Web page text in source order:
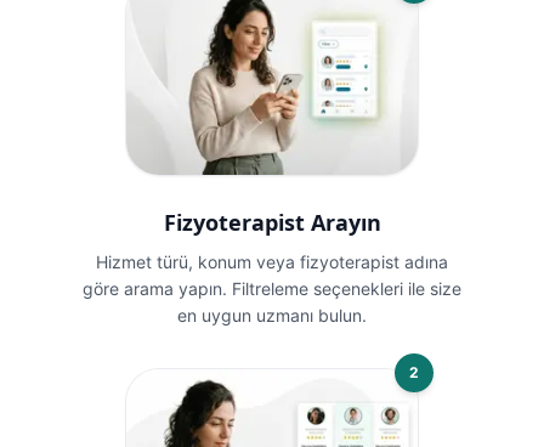
Fizyoterapist Arayın
Hizmet türü, konum veya fizyoterapist adına
göre arama yapın. Filtreleme seçenekleri ile size
en uygun uzmanı bulun.
2